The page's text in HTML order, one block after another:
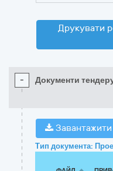
Друкувати
- Документи
Завантажити
Тип документа: